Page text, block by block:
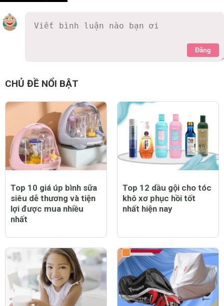
Đăng
CHỦ ĐỀ NỔI BẬT
Top 10 giá úp bình sữa
siêu dễ thương và tiện
lợi được mua nhiều
nhất
Top 12 dầu gội cho tóc
khô xơ phục hồi tốt
nhất hiện nay